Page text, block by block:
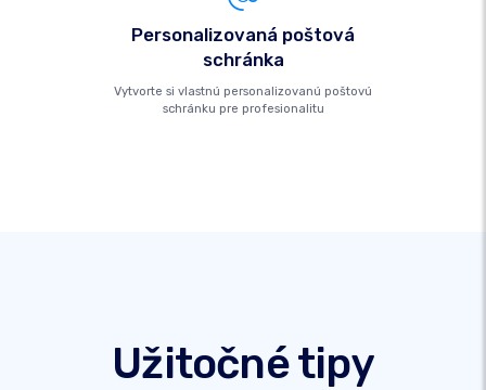
Personalizovaná poštová
schránka
Vytvorte si vlastnú personalizovanú poštovú
schránku pre profesionalitu
Užitočné tipy